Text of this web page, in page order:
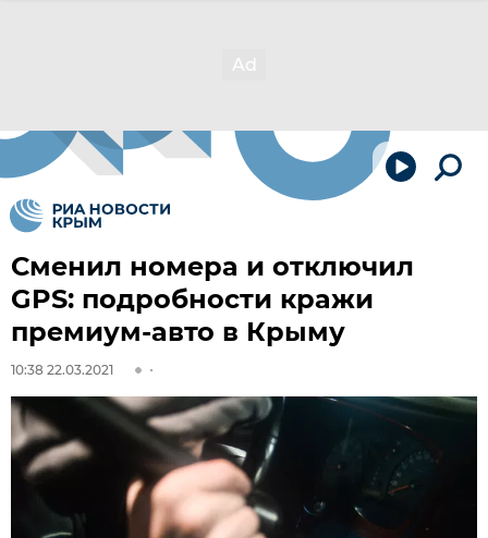
Сменил номера и отключил
GPS: подробности кражи
премиум-авто в Крыму
10:38 22.03.2021